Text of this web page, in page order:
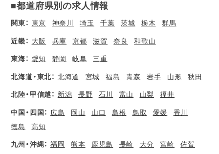
■都道府県別の求人情報
関東： 東京 神奈川 埼玉 千葉 茨城 栃木 群馬
近畿： 大阪 兵庫 京都 滋賀 奈良 和歌山
東海： 愛知 静岡 岐阜 三重
北海道・東北： 北海道 宮城 福島 青森 岩手 山形 秋田
北陸・甲信越： 新潟 長野 石川 富山 山梨 福井
中国・四国： 広島 岡山 山口 島根 鳥取 愛媛
香川
徳島
高知
九州・沖縄： 福岡 熊本 鹿児島 長崎 大分 宮崎
佐賀